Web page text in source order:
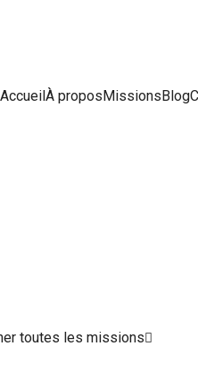
AccueilÀ proposMissionsBlog
toutes les missions